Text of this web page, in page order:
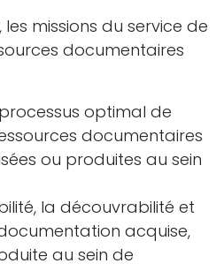
missions du service de
documentaires
optimal de
documentaires
ou produites au sein
la découvrabilité et
acquise,
au sein de